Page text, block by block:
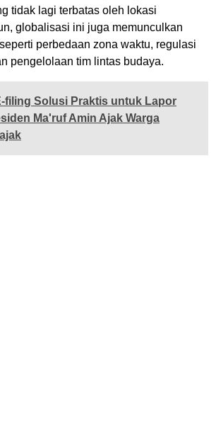
tidak lagi terbatas oleh lokasi
globalisasi ini juga memunculkan
perbedaan zona waktu, regulasi
pengelolaan tim lintas budaya.
filing Solusi Praktis untuk Lapor
Ma'ruf Amin Ajak Warga